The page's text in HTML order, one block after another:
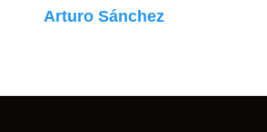
Arturo Sánchez